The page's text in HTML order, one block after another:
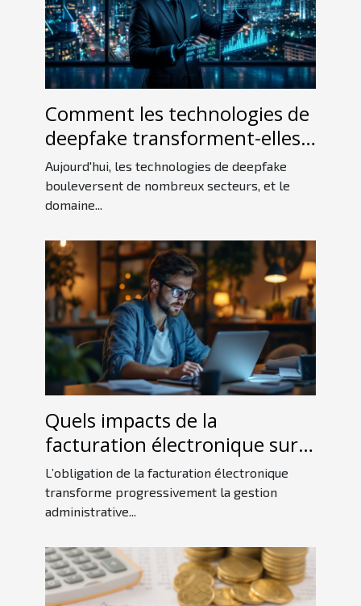
Comment les technologies de
deepfake transforment-elles
le secteur financier ?
Aujourd'hui, les technologies de deepfake
bouleversent de nombreux secteurs, et le
domaine...
Quels impacts de la
facturation électronique sur
les petites entreprises ?
L’obligation de la facturation électronique
transforme progressivement la gestion
administrative...